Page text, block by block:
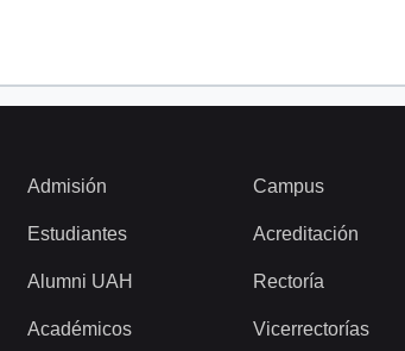
Admisión
Estudiantes
Alumni UAH
Académicos
Campus
Acreditación
Rectoría
Vicerrectorías